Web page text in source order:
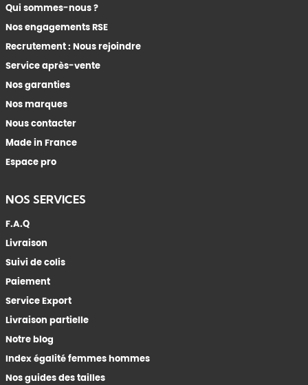
Qui sommes-nous ?
Nos engagements RSE
Recrutement : Nous rejoindre
Service après-vente
Nos garanties
Nos marques
Nous contacter
Made in France
Espace pro
NOS SERVICES
F.A.Q
Livraison
Suivi de colis
Paiement
Service Export
Livraison partielle
Notre blog
Index égalité femmes hommes
Nos guides des tailles